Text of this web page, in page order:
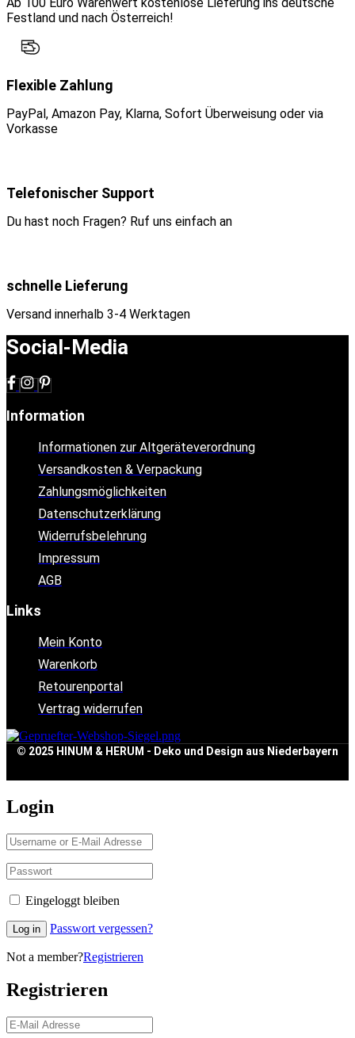
Festland und nach Österreich!
Flexible Zahlung
PayPal, Amazon Pay, Klarna, Sofort Überweisung oder via
Vorkasse
Telefonischer Support
Du hast noch Fragen? Ruf uns einfach an
schnelle Lieferung
Versand innerhalb 3-4 Werktagen
Social-Media
Information
Informationen zur Altgeräteverordnung
Versandkosten & Verpackung
Zahlungsmöglichkeiten
Datenschutzerklärung
Widerrufsbelehrung
Impressum
AGB
Links
Mein Konto
Warenkorb
Retourenportal
Vertrag widerrufen
© 2025 HINUM & HERUM - Deko und Design aus Niederbayern
Login
Eingeloggt bleiben
Log in Passwort vergessen?
Not a member?Registrieren
Registrieren